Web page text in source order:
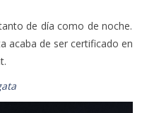
de día como de noche.
acaba de ser certificado en